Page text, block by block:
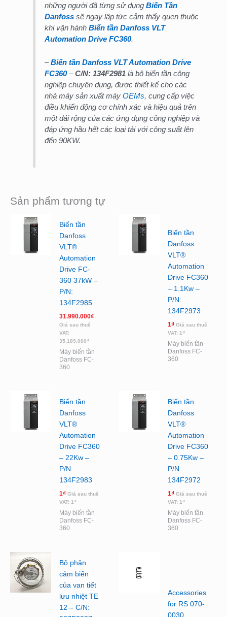
những người đã từng sử dụngBiến Tần
Danfoss sẽ ngay lập tức cảm thấy quen thuộc
khi vận hànhBiến tần Danfoss VLT
Automation Drive FC360.
–Biến tần Danfoss VLT Automation Drive
FC360–C/N: 134F2981là bộ biến tần công
nghiệp chuyên dụng, được thiết kế cho các
nhà máy sản xuất máyOEMs, cung cấp việc
điều khiển động cơ chính xác và hiệu quả trên
một dải rộng của các ứng dụng công nghiệp và
đáp ứng hầu hết các loại tải với công suất lên
đến 90KW.
Sản phẩm tương tự
Biến tần
Danfoss
VLT®
Automation
Drive FC-
360 37kW –
P/N:
134F2985
31.990.000₫
Giá sau thuế
VAT:
35.189.000₫
Máy biến tần
Danfoss FC-
360
Biến tần
Danfoss
VLT®
Automation
Drive FC360
– 1.1Kw –
P/N:
134F2973
1₫ Giá sau thuế
VAT: 1₫
Máy biến tần
Danfoss FC-
360
Biến tần
Danfoss
VLT®
Automation
Drive FC360
– 22Kw –
P/N:
134F2983
1₫ Giá sau thuế
VAT: 1₫
Máy biến tần
Danfoss FC-
360
Biến tần
Danfoss
VLT®
Automation
Drive FC360
– 0.75Kw –
P/N:
134F2972
1₫ Giá sau thuế
VAT: 1₫
Máy biến tần
Danfoss FC-
360
Bộ phận
cảm biến
của van tiết
lưu nhiệt TE
12 – C/N:
Accessories
for RS 070-
0030